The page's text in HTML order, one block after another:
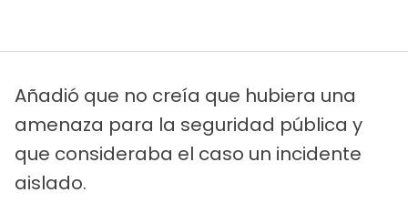
Añadió que no creía que hubiera una
amenaza para la seguridad pública y
que consideraba el caso un incidente
aislado.